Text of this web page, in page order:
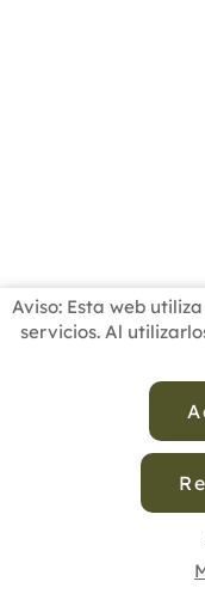
Aviso: Esta web
servicios. Al
ESCUELAS
Política
© 2025 -